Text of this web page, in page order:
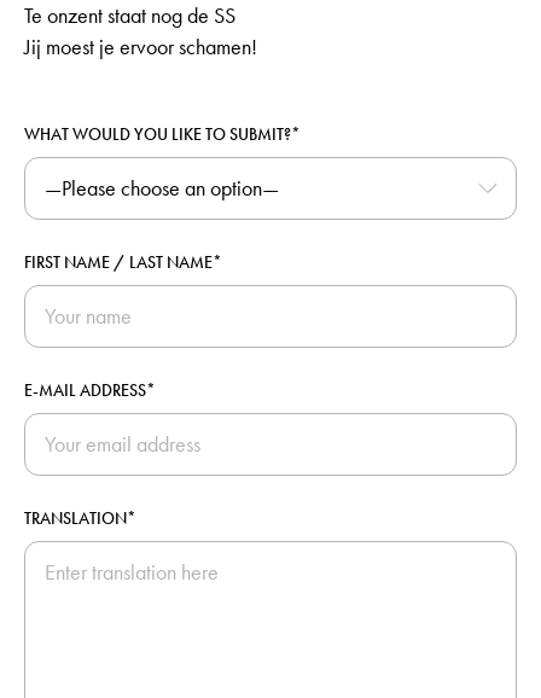
Te onzent staat nog de SS
Jij moest je ervoor schamen!
WHAT WOULD YOU LIKE TO SUBMIT?*
FIRST NAME / LAST NAME*
E-MAIL ADDRESS*
TRANSLATION*